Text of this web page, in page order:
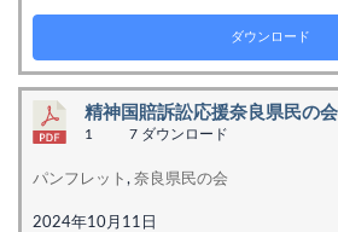
ダウンロード
精神国賠訴訟応援奈良県民の
1 7 ダウンロード
パンフレット,奈良県民の会
2024年10月11日